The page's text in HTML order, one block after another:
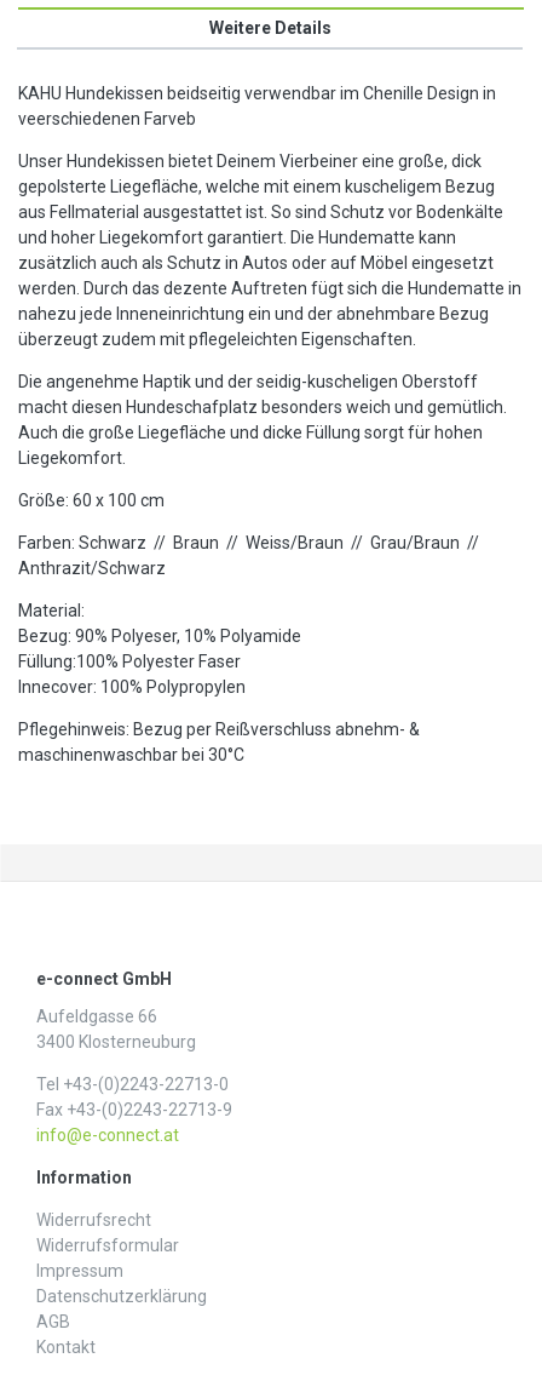
Weitere Details
KAHU Hundekissen beidseitig verwendbar im Chenille Design in
veerschiedenen Farveb
Unser Hundekissen bietet Deinem Vierbeiner eine große, dick
gepolsterte Liegefläche, welche mit einem kuscheligem Bezug
aus Fellmaterial ausgestattet ist. So sind Schutz vor Bodenkälte
und hoher Liegekomfort garantiert. Die Hundematte kann
zusätzlich auch als Schutz in Autos oder auf Möbel eingesetzt
werden. Durch das dezente Auftreten fügt sich die Hundematte in
nahezu jede Inneneinrichtung ein und der abnehmbare Bezug
überzeugt zudem mit pflegeleichten Eigenschaften.
Die angenehme Haptik und der seidig-kuscheligen Oberstoff
macht diesen Hundeschafplatz besonders weich und gemütlich.
Auch die große Liegefläche und dicke Füllung sorgt für hohen
Liegekomfort.
Größe: 60 x 100 cm
Farben: Schwarz // Braun // Weiss/Braun // Grau/Braun //
Anthrazit/Schwarz
Material:
Bezug: 90% Polyeser, 10% Polyamide
Füllung:100% Polyester Faser
Innecover: 100% Polypropylen
Pflegehinweis: Bezug per Reißverschluss abnehm- &
maschinenwaschbar bei 30°C
e-connect GmbH
Aufeldgasse 66
3400 Klosterneuburg
Tel +43-(0)2243-22713-0
Fax +43-(0)2243-22713-9
info@e-connect.at
Information
Widerrufs­recht
Widerrufs­formular
Impressum
Daten­schutz­erklärung
AGB
Kontakt